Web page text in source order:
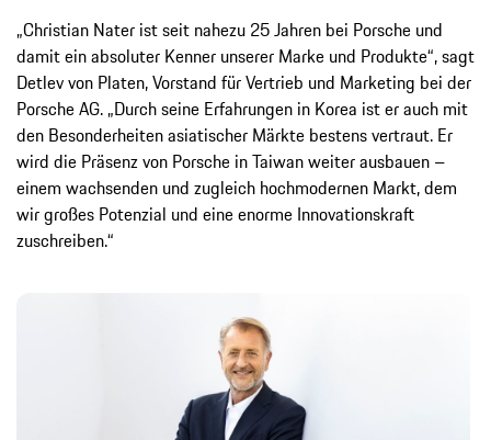
„Christian Nater ist seit nahezu 25 Jahren bei Porsche und
damit ein absoluter Kenner unserer Marke und Produkte“, sagt
Detlev von Platen, Vorstand für Vertrieb und Marketing bei der
Porsche AG. „Durch seine Erfahrungen in Korea ist er auch mit
den Besonderheiten asiatischer Märkte bestens vertraut. Er
wird die Präsenz von Porsche in Taiwan weiter ausbauen –
einem wachsenden und zugleich hochmodernen Markt, dem
wir großes Potenzial und eine enorme Innovationskraft
zuschreiben.“